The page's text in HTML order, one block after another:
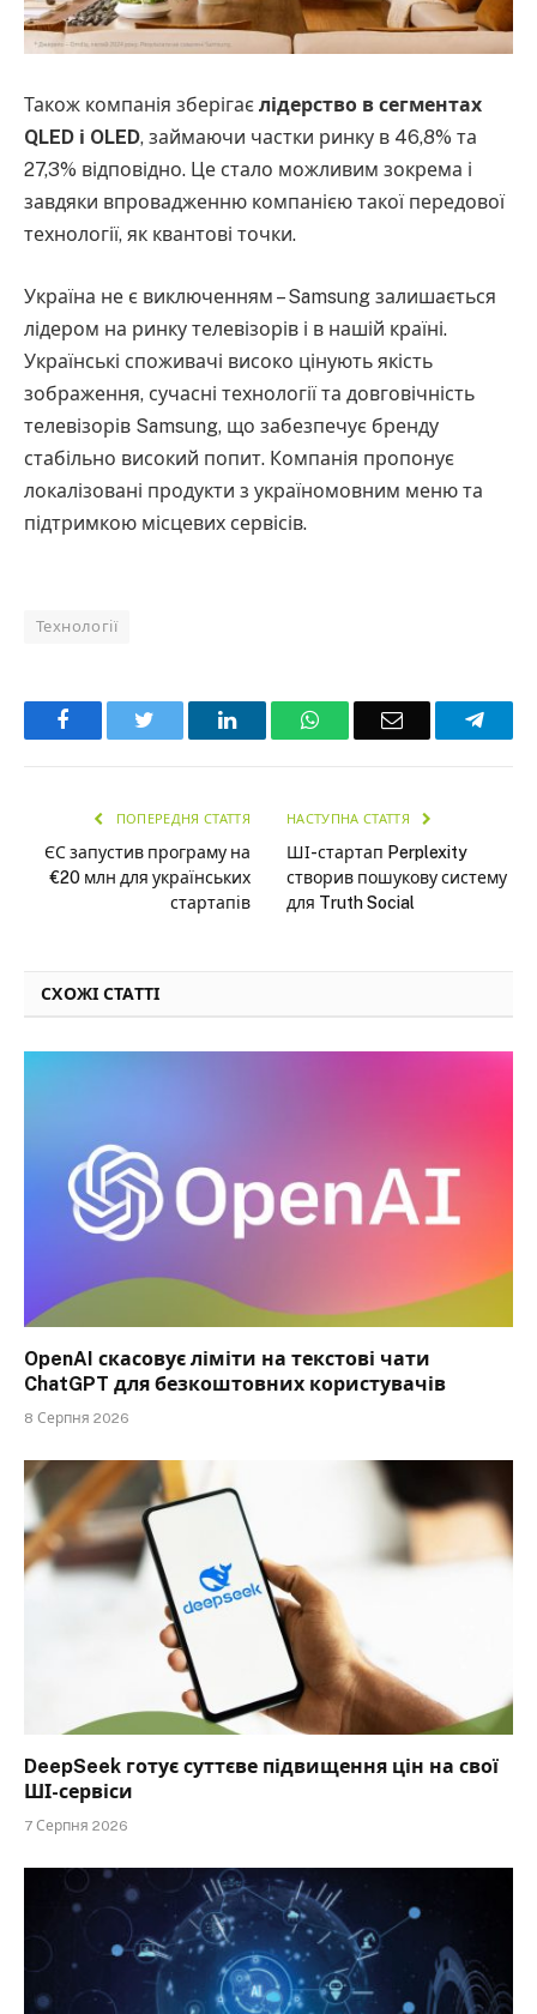
Також компанія зберігає лідерство в сегментах
QLED і OLED, займаючи частки ринку в 46,8% та
27,3% відповідно. Це стало можливим зокрема і
завдяки впровадженню компанією такої передової
технології, як квантові точки.
Україна не є виключенням – Samsung залишається
лідером на ринку телевізорів і в нашій країні.
Українські споживачі високо цінують якість
зображення, сучасні технології та довговічність
телевізорів Samsung, що забезпечує бренду
стабільно високий попит. Компанія пропонує
локалізовані продукти з україномовним меню та
підтримкою місцевих сервісів.
Технології
Facebook LinkedInWhatsAppEmail
ПОПЕРЕДНЯ СТАТТЯ
ЄС запустив програму на
€20 млн для українських
стартапів
НАСТУПНА СТАТТЯ
ШІ-стартап Perplexity
створив пошукову систему
для Truth Social
СХОЖІ СТАТТІ
OpenAI скасовує ліміти на текстові чати
ChatGPT для безкоштовних користувачів
8 Серпня 2026
DeepSeek готує суттєве підвищення цін на свої
ШІ-сервіси
7 Серпня 2026